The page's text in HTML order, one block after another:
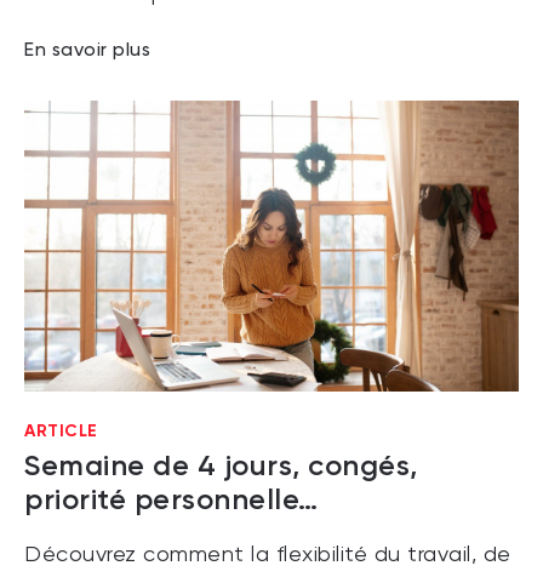
En savoir plus
ARTICLE
Semaine de 4 jours, congés,
priorité personnelle…
Découvrez comment la flexibilité du travail, de